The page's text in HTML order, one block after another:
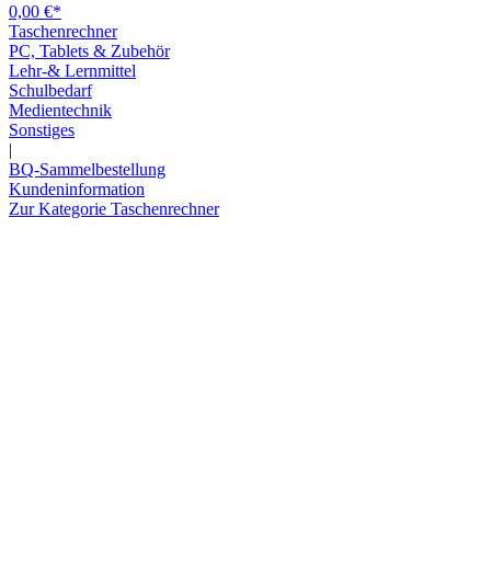
0,00 €*
Taschenrechner
PC, Tablets & Zubehör
Lehr-& Lernmittel
Schulbedarf
Medientechnik
Sonstiges
|
BQ-Sammelbestellung
Kundeninformation
Zur Kategorie Taschenrechner